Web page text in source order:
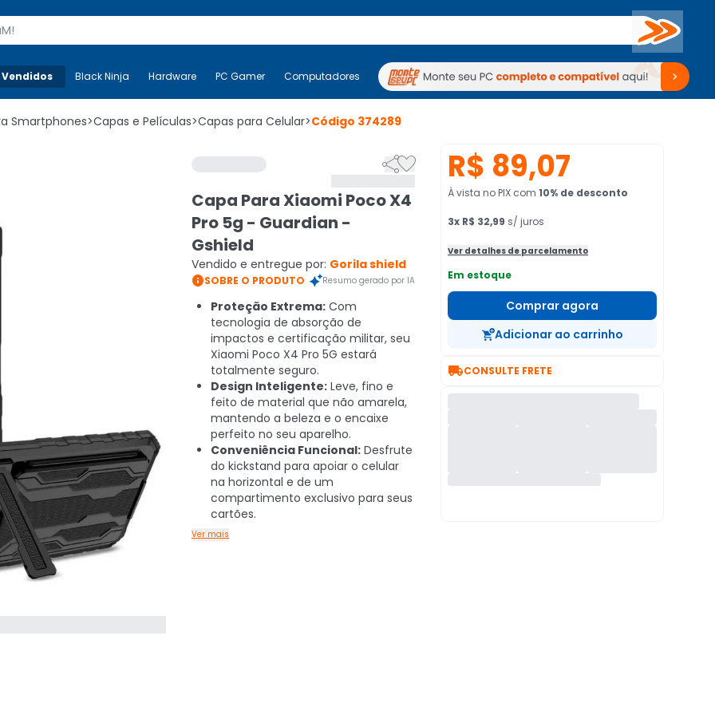
Buscar
Mais-v- Black Ninja Hardware PC Gamer Computadores Periféricos TV Venda no KaBuM!
Black Ninja Hardware PC Gamer Computadores Periféricos TV Venda no KaBuM!
Smartphones>Capas e Películas>Capas para Celular>Código 374289

Capa Para Xiaomi Poco X4
Pro 5g - Guardian -
Gshield
Vendido e entregue por: Gorila shield
SOBRE O PRODUTO Resumo gerado por IA
Proteção Extrema: Com
tecnologia de absorção de
impactos e certificação militar, seu
Xiaomi Poco X4 Pro 5G estará
totalmente seguro.
Design Inteligente: Leve, fino e
feito de material que não amarela,
mantendo a beleza e o encaixe
perfeito no seu aparelho.
Conveniência Funcional: Desfrute
do kickstand para apoiar o celular
na horizontal e de um
compartimento exclusivo para seus
cartões.
Ver mais
R$ 89,07
À vista no PIX com 10% de desconto
3x R$ 32,99 s/ juros
Ver detalhes de parcelamento
Em estoque
Comprar agora
Adicionar ao carrinho
CONSULTE FRETE